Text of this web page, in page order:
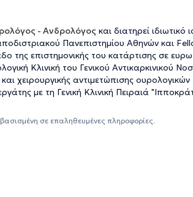
- Ανδρολόγος και διατηρεί ιδιωτικό
Πανεπιστημίου Αθηνών και
της επιστημονικής του κατάρτισης σε
Κλινική του Γενικού Αντικαρκινικού
χειρουργικής αντιμετώπισης
τη Γενική Κλινική Πειραιά "Ιπποκράτης", τη Γενική
του πορεία περιλαμβάνει
σε επαληθευμένες πληροφορίες.